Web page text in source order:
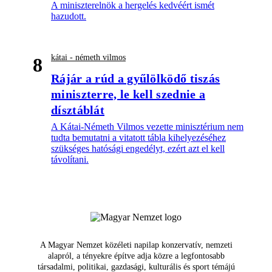
A miniszterelnök a hergelés kedvéért ismét
hazudott.
8 kátai - németh vilmos
Rájár a rúd a gyűlölködő tiszás
miniszterre, le kell szednie a
dísztáblát
A Kátai-Németh Vilmos vezette minisztérium nem
tudta bemutatni a vitatott tábla kihelyezéséhez
szükséges hatósági engedélyt, ezért azt el kell
távolítani.
A Magyar Nemzet közéleti napilap konzervatív, nemzeti
alapról, a tényekre építve adja közre a legfontosabb
társadalmi, politikai, gazdasági, kulturális és sport témájú